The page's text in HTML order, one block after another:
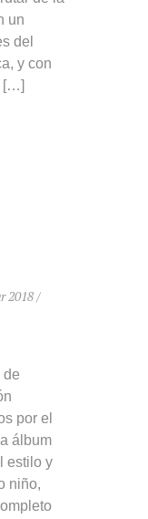
un
del
y con
[…]
2018 /
de
por el
álbum
estilo y
niño,